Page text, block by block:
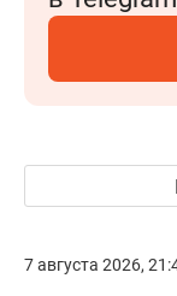
7 августа 2026,